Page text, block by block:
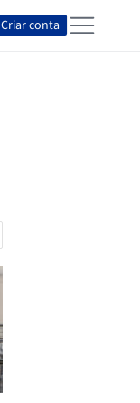
Criar conta